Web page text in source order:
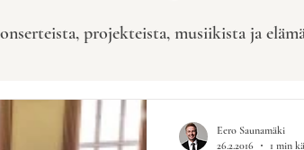
projekteista, musiikista ja
Eero Saunamäki
26.2.2016
1 min